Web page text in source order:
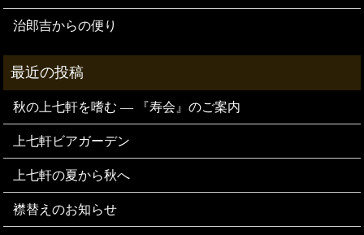
治郎吉からの便り
秋の上七軒を嗜む — 『寿会』のご案内
上七軒ビアガーデン
上七軒の夏から秋へ
襟替えのお知らせ